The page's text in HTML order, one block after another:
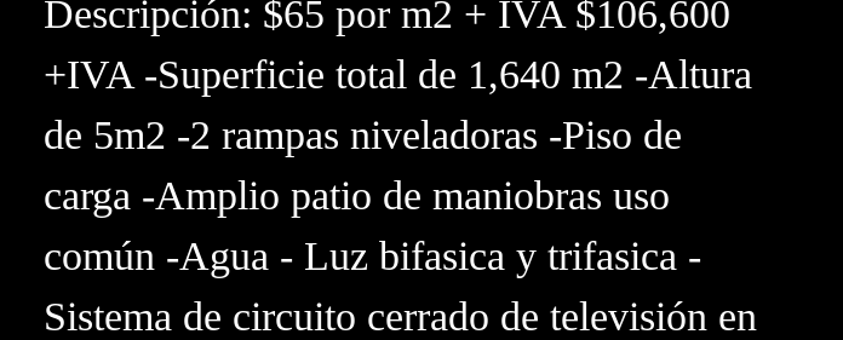
Descripción: $65 por m2 + IVA $106,600
+IVA -Superficie total de 1,640 m2 -Altura
de 5m2 -2 rampas niveladoras -Piso de
carga -Amplio patio de maniobras uso
común -Agua - Luz bifasica y trifasica -
Sistema de circuito cerrado de televisión en